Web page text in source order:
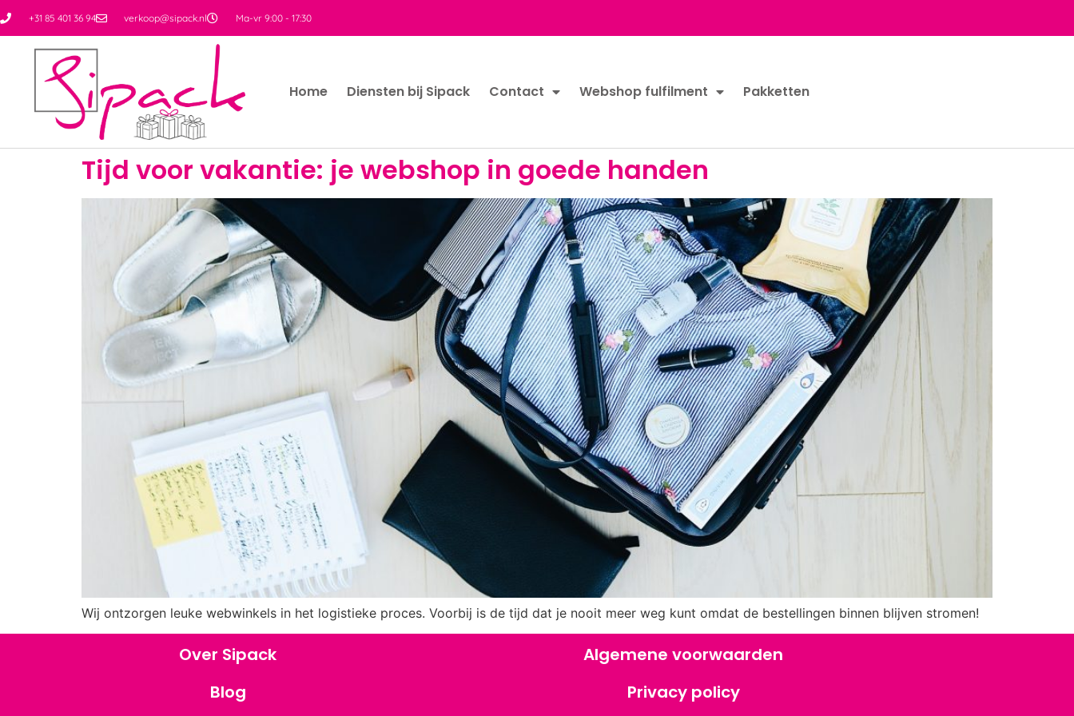
+31 85 401 36 94 verkoop@sipack.nl Ma-vr 9:00 - 17:30
Home Diensten bij Sipack Contact Webshop fulfilment Pakketten
Tijd voor vakantie: je webshop in goede handen
Wij ontzorgen leuke webwinkels in het logistieke proces. Voorbij is de tijd dat je nooit meer weg kunt omdat de bestellingen binnen blijven stromen!
Over Sipack
Blog
Algemene voorwaarden
Privacy policy